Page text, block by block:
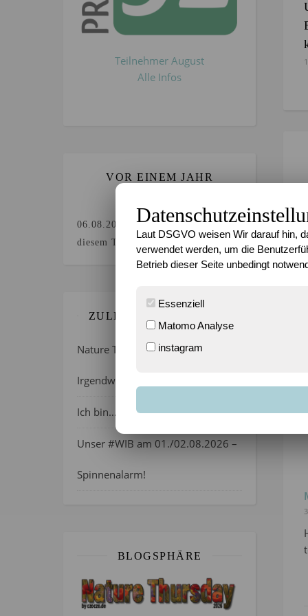
Teilnehmer August
Alle Infos
VOR EINEM JAHR
06.08.2025
Keine Beiträge an
diesem Tag.
ZULETZT GEBLOGGT…
Nature Thursday 21/2026 –
Irgendwie wie April, oder?
Ich bin…
Unser #WIB am 01./02.08.2026 –
Spinnenalarm!
BLOGSPHÄRE
Laut DSGVO weisen Wir darauf hin,
verwendet werden, um die
Betrieb dieser Seite unbedingt
Essenziell
Matomo Analyse
instagram